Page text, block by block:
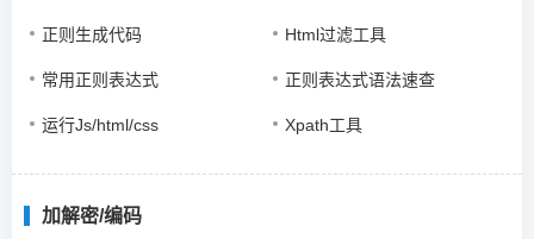
正则生成代码 Html过滤工具
常用正则表达式 正则表达式语法速查
运行Js/html/css Xpath工具
加解密/编码